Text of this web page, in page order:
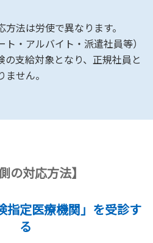
法は労使で異なります。
・アルバイト・派遣社員等）
支給対象となり、正規社員と
せん。
の対応方法】
指定医療機関」を受診す
る